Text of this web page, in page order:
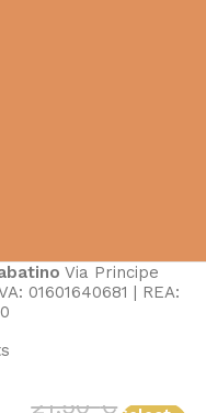
Via Principe
01601640681 | REA:
21,50€